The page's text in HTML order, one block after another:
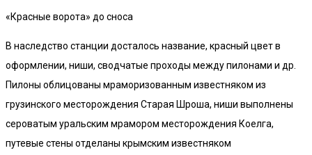
«Красные ворота» до сноса
В наследство станции досталось название, красный цвет в
оформлении, ниши, сводчатые проходы между пилонами и др.
Пилоны облицованы мраморизованным известняком из
грузинского месторождения Старая Шроша, ниши выполнены
сероватым уральским мрамором месторождения Коелга,
путевые стены отделаны крымским известняком